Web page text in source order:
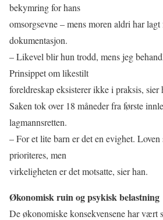
bekymring for hans
omsorgsevne – mens moren aldri har lagt
dokumentasjon.
– Likevel blir hun trodd, mens jeg
Prinsippet om likestilt
foreldreskap eksisterer ikke i praksis, sier
Saken tok over 18 måneder fra første
lagmannsretten.
– For et lite barn er det en evighet. Loven
prioriteres, men
virkeligheten er det motsatte, sier han.
Økonomisk ruin og psykisk belastning
De økonomiske konsekvensene har vært